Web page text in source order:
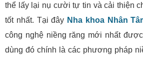
thể lấy lại nụ cười tự tin và cải thiện
tốt nhất. Tại đây Nha khoa Nhân
công nghệ niềng răng mới nhất
dùng đó chính là các phương pháp